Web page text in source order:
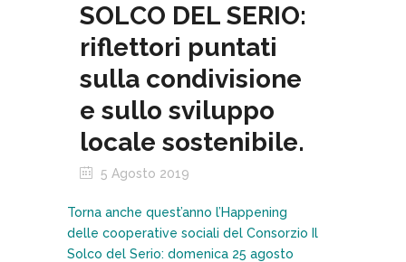
SOLCO DEL SERIO:
riflettori puntati
sulla condivisione
e sullo sviluppo
locale sostenibile.
5 Agosto 2019
Torna anche quest’anno l’Happening
delle cooperative sociali del Consorzio Il
Solco del Serio: domenica 25 agosto